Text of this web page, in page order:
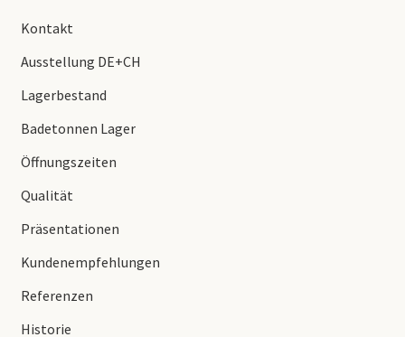
Kontakt
Ausstellung DE+CH
Lagerbestand
Badetonnen Lager
Öffnungszeiten
Qualität
Präsentationen
Kundenempfehlungen
Referenzen
Historie